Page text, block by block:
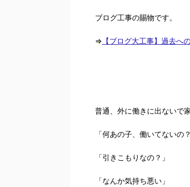
ブログ工事の賜物です。
⇒ 【ブログ大工事】過去へ
普通、外に働きに出ないで
「何あの子、働いてないの？
「引きこもりなの？」
「なんか気持ち悪い」